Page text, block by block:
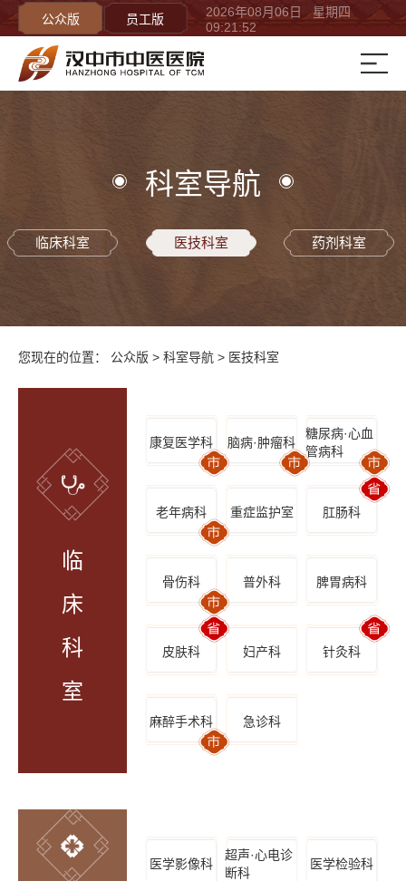
公众版 员工版
2026年08月06日 星期四
09:21:52
科室导航
临床科室 医技科室 药剂科室
您现在的位置： 公众版 > 科室导航 > 医技科室
临
床
科
室
康复医学科 脑病·肿瘤科
糖尿病·心血
管病科
老年病科 重症监护室 肛肠科
骨伤科 普外科 脾胃病科
皮肤科 妇产科 针灸科
麻醉手术科 急诊科
医学影像科
超声·心电诊
断科
医学检验科